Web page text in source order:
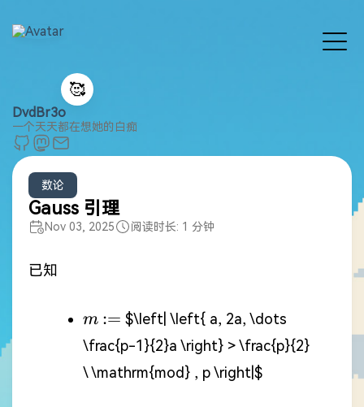
🥰
DvdBr3o
一个天天都在想她的白痴
数论
Gauss 引理
Nov 03, 2025 阅读时长: 1 分钟
已知
m
m :=
:= $\left| \left{ a, 2a, \dots
\frac{p-1}{2}a \right} > \frac{p}{2}
\ \mathrm{mod} , p \right|$